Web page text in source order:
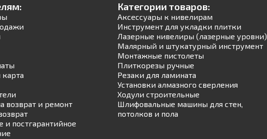
возврат и ремонт
и постгарантийное
Категории товаров:
Аксессуары к нивелирам
Инструмент для укладки плитки
Лазерные нивелиры (лазерные уровни)
Малярный и штукатурный инструмент
Монтажные пистолеты
Плиткорезы ручные
Резаки для ламината
Установки алмазного сверления
Ходули строительные
Шлифовальные машины для стен,
потолков и пола